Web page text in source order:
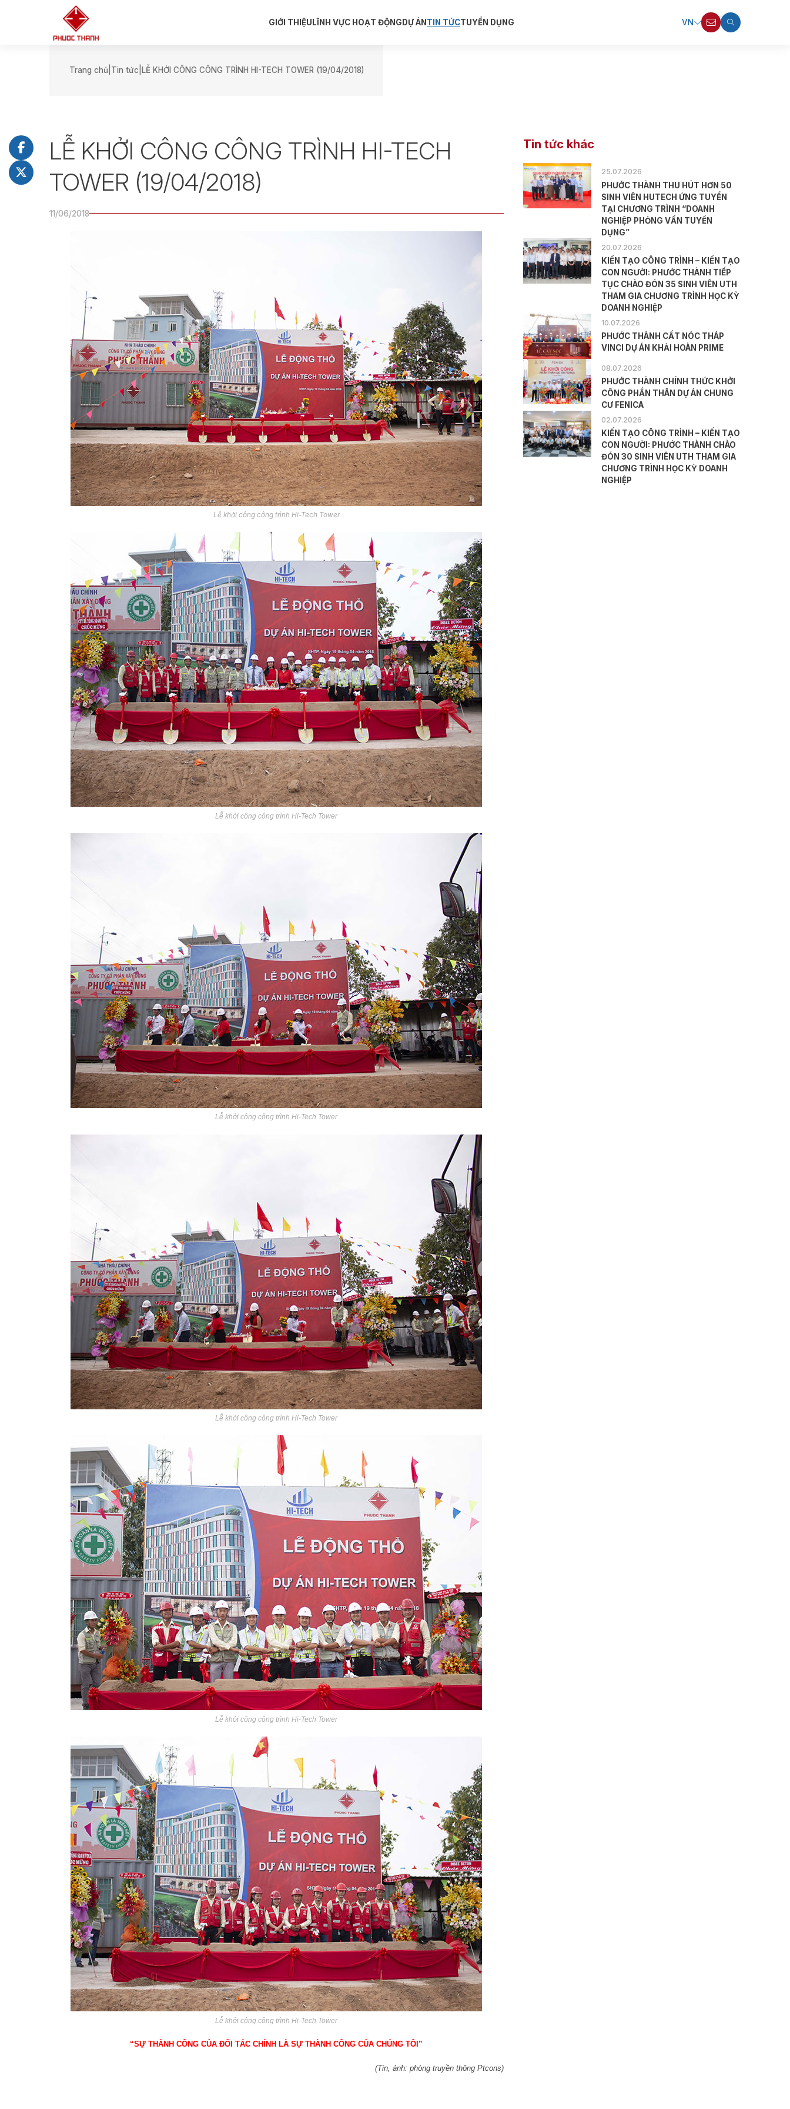
GIỚI THIỆU LĨNH VỰC HOẠT ĐỘNG DỰ ÁN TIN TỨCTUYỂN DỤNG VN
Trang chủ Tin tức LỄ KHỞI CÔNG CÔNG TRÌNH HI-TECH TOWER (19/04/2018)
LỄ KHỞI CÔNG CÔNG TRÌNH HI-TECH
TOWER (19/04/2018)
11/06/2018
Lễ khởi công công trình Hi-Tech Tower
Lễ khởi công công trình Hi-Tech Tower
Lễ khởi công công trình Hi-Tech Tower
Lễ khởi công công trình Hi-Tech Tower
Lễ khởi công công trình Hi-Tech Tower
Lễ khởi công công trình Hi-Tech Tower
“SỰ THÀNH CÔNG CỦA ĐỐI TÁC CHÍNH LÀ SỰ THÀNH CÔNG CỦA CHÚNG TÔI”
(Tin, ảnh: phòng truyền thông Ptcons)
Tin tức khác
25.07.2026
PHƯỚC THÀNH THU HÚT HƠN 50
SINH VIÊN HUTECH ỨNG TUYỂN
TẠI CHƯƠNG TRÌNH “DOANH
NGHIỆP PHỎNG VẤN TUYỂN
DỤNG”
20.07.2026
KIẾN TẠO CÔNG TRÌNH – KIẾN TẠO
CON NGƯỜI: PHƯỚC THÀNH TIẾP
TỤC CHÀO ĐÓN 35 SINH VIÊN UTH
THAM GIA CHƯƠNG TRÌNH HỌC KỲ
DOANH NGHIỆP
10.07.2026
PHƯỚC THÀNH CẤT NÓC THÁP
VINCI DỰ ÁN KHẢI HOÀN PRIME
08.07.2026
PHƯỚC THÀNH CHÍNH THỨC KHỞI
CÔNG PHẦN THÂN DỰ ÁN CHUNG
CƯ FENICA
02.07.2026
KIẾN TẠO CÔNG TRÌNH – KIẾN TẠO
CON NGƯỜI: PHƯỚC THÀNH CHÀO
ĐÓN 30 SINH VIÊN UTH THAM GIA
CHƯƠNG TRÌNH HỌC KỲ DOANH
NGHIỆP